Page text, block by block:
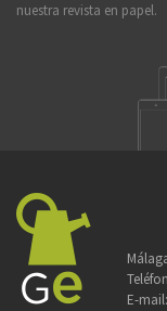
nuestra revista en papel.
E-mail: